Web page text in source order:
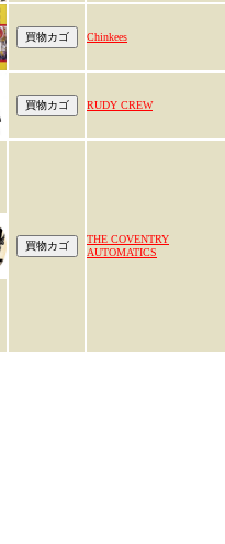
Chinkees
RUDY CREW
THE COVENTRY
AUTOMATICS